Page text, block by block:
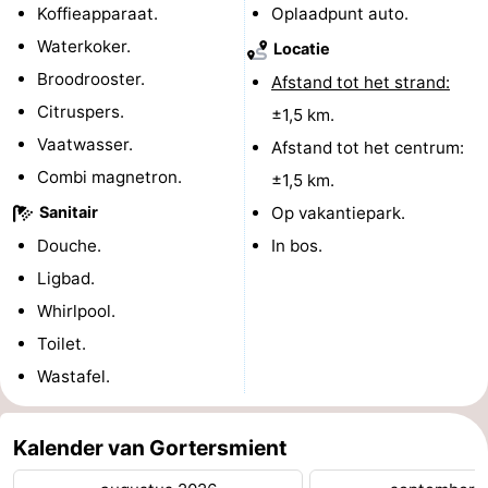
Nieuws
Medische
adressen
Regio
Waddeneilanden
Schiermonnikoog
-
Ameland
Terschelling
-
Koffieapparaat.
Waterkoker.
Broodrooster.
Citruspers.
Vaatwasser.
Combi magnetron.
Sanitair
Douche.
Ligbad.
Whirlpool.
Toilet.
Wastafel.
Oplaadpunt auto.
Locatie
Afstand tot het strand:
±1,5 km.
Afstand tot het centrum:
±1,5 km.
Op vakantiepark.
In bos.
Kalender van Gortersmient